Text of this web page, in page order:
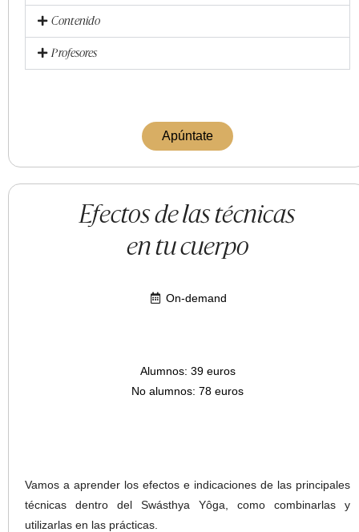
Contenido
Profesores
Apúntate
Efectos de las técnicas
en tu cuerpo
On-demand
Alumnos: 39 euros
No alumnos: 78 euros
Vamos a aprender los efectos e indicaciones de las principales
técnicas dentro del Swásthya Yôga, como combinarlas y
utilizarlas en las prácticas.